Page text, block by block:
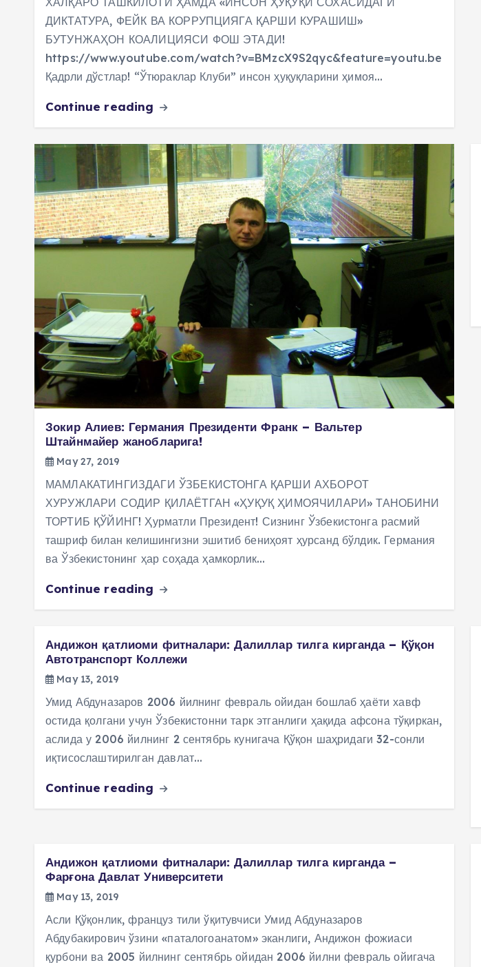
ДИКТАТУРА, ФЕЙК ВА КОРРУПЦИЯГА ҚАРШИ КУРАШИШ»
БУТУНЖАҲОН КОАЛИЦИЯСИ ФОШ ЭТАДИ!
https://www.youtube.com/watch?v=BMzcX9S2qyc&feature=youtu.be
Қадрли дўстлар! “Ўтюраклар Клуби” инсон ҳуқуқларини ҳимоя…
Continue reading
Зокир Алиев: Германия Президенти Франк – Вальтер
Штайнмайер жанобларига!
May 27, 2019
МАМЛАКАТИНГИЗДАГИ ЎЗБЕКИСТОНГА ҚАРШИ АХБОРОТ
ХУРУЖЛАРИ СОДИР ҚИЛАЁТГАН «ҲУҚУҚ ҲИМОЯЧИЛАРИ» ТАНОБИНИ
ТОРТИБ ҚЎЙИНГ! Ҳурматли Президент! Сизнинг Ўзбекистонга расмий
ташриф билан келишингизни эшитиб бениҳоят ҳурсанд бўлдик. Германия
ва Ўзбекистонинг ҳар соҳада ҳамкорлик…
Continue reading
Андижон қатлиоми фитналари: Далиллар тилга кирганда – Қўқон
Автотранспорт Коллежи
May 13, 2019
Умид Абдуназаров 2006 йилнинг февраль ойидан бошлаб ҳаёти хавф
остида қолгани учун Ўзбекистонни тарк этганлиги ҳақида афсона тўқиркан,
аслида у 2006 йилнинг 2 сентябрь кунигача Қўқон шаҳридаги 32-сонли
иқтисослаштирилган давлат…
Continue reading
Андижон қатлиоми фитналари: Далиллар тилга кирганда –
Фарғона Давлат Университети
May 13, 2019
Асли Қўқонлик, француз тили ўқитувчиси Умид Абдуназаров
Абдубакирович ўзини «паталогоанатом» эканлиги, Андижон фожиаси
қурбони ва 2005 йилнинг сентябрь ойидан 2006 йилни февраль ойигача